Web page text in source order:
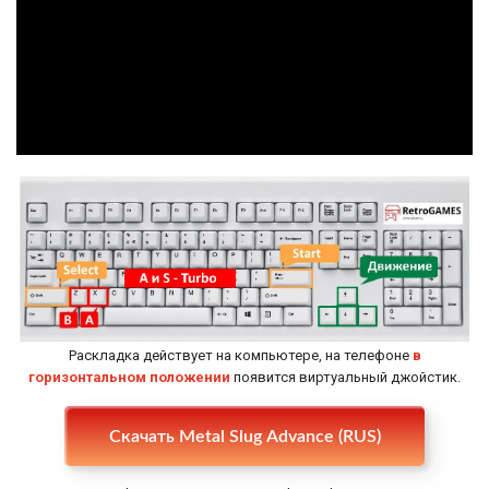
Настройки
Раскладка действует на компьютере, на телефоне в
горизонтальном положении появится виртуальный джойстик.
Скачать Metal Slug Advance (RUS)